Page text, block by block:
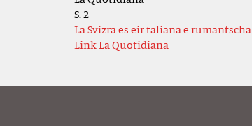
S. 2
La Svizra es eir taliana e rumantscha
Link La Quotidiana